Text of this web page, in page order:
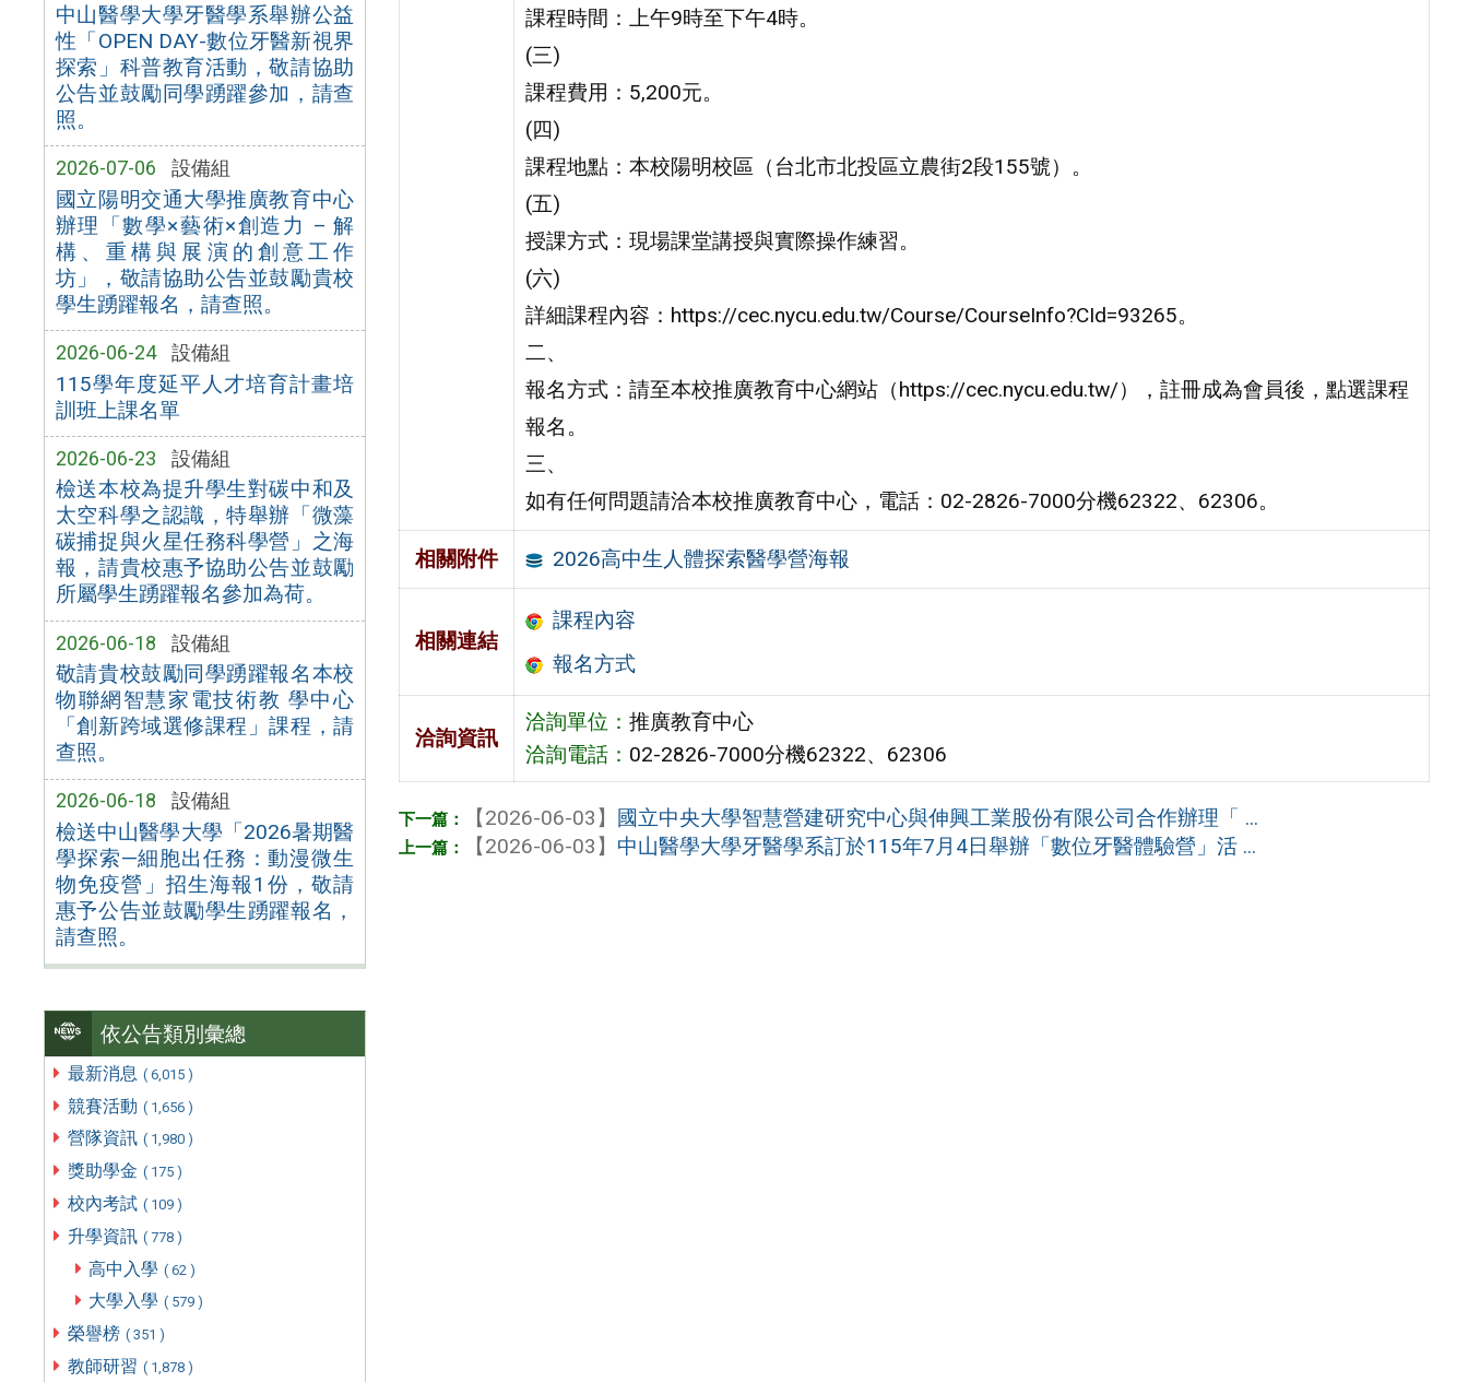
中山醫學大學牙醫學系舉辦公益
性「OPEN DAY-數位牙醫新視界
探索」科普教育活動，敬請協助
公告並鼓勵同學踴躍參加，請查
照。
2026-07-06 設備組
國立陽明交通大學推廣教育中心
辦理「數學×藝術×創造力 – 解
構、重構與展演的創意工作
坊」，敬請協助公告並鼓勵貴校
學生踴躍報名，請查照。
2026-06-24 設備組
115學年度延平人才培育計畫培
訓班上課名單
2026-06-23 設備組
檢送本校為提升學生對碳中和及
太空科學之認識，特舉辦「微藻
碳捕捉與火星任務科學營」之海
報，請貴校惠予協助公告並鼓勵
所屬學生踴躍報名參加為荷。
2026-06-18 設備組
敬請貴校鼓勵同學踴躍報名本校
物聯網智慧家電技術教 學中心
「創新跨域選修課程」課程，請
查照。
2026-06-18 設備組
檢送中山醫學大學「2026暑期醫
學探索—細胞出任務：動漫微生
物免疫營」招生海報1份，敬請
惠予公告並鼓勵學生踴躍報名，
請查照。
依公告類別彙總
最新消息 ( 6,015 )
競賽活動 ( 1,656 )
營隊資訊 ( 1,980 )
獎助學金 ( 175 )
校內考試 ( 109 )
升學資訊 ( 778 )
高中入學 ( 62 )
大學入學 ( 579 )
榮譽榜 ( 351 )
教師研習 ( 1,878 )
課程時間：上午9時至下午4時。
(三)
課程費用：5,200元。
(四)
課程地點：本校陽明校區（台北市北投區立農街2段155號）。
(五)
授課方式：現場課堂講授與實際操作練習。
(六)
詳細課程內容：https://cec.nycu.edu.tw/Course/CourseInfo?CId=93265。
二、
報名方式：請至本校推廣教育中心網站（https://cec.nycu.edu.tw/），註冊成為會員後，點選課程
報名。
三、
如有任何問題請洽本校推廣教育中心，電話：02-2826-7000分機62322、62306。
相關附件 2026高中生人體探索醫學營海報
相關連結
課程內容
報名方式
洽詢資訊
洽詢單位： 推廣教育中心
洽詢電話： 02-2826-7000分機62322、62306
【2026-06-03】 國立中央大學智慧營建研究中心與伸興工業股份有限公司合作辦理「 ...
【2026-06-03】 中山醫學大學牙醫學系訂於115年7月4日舉辦「數位牙醫體驗營」活 ...